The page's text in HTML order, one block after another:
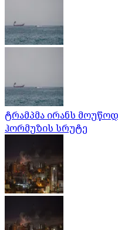
ტრამპმა ირანს
ჰორმუზის სრუტე